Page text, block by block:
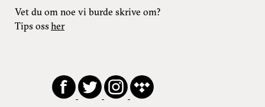
Vet du om noe vi burde skrive om?
Tips ossher